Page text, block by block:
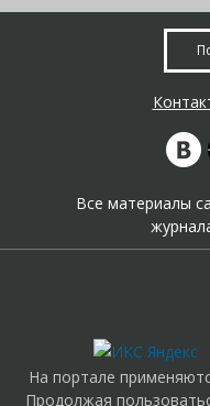
Все материалы
На портале
Продолжая